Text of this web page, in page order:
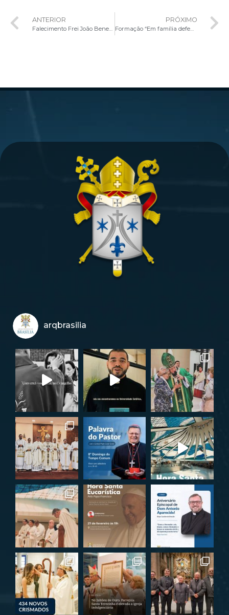
ANTERIOR
Falecimento Frei João Benedito, OFMConv.
PRÓXIMO
Formação “Em família defendemos a vida”
arqbrasilia